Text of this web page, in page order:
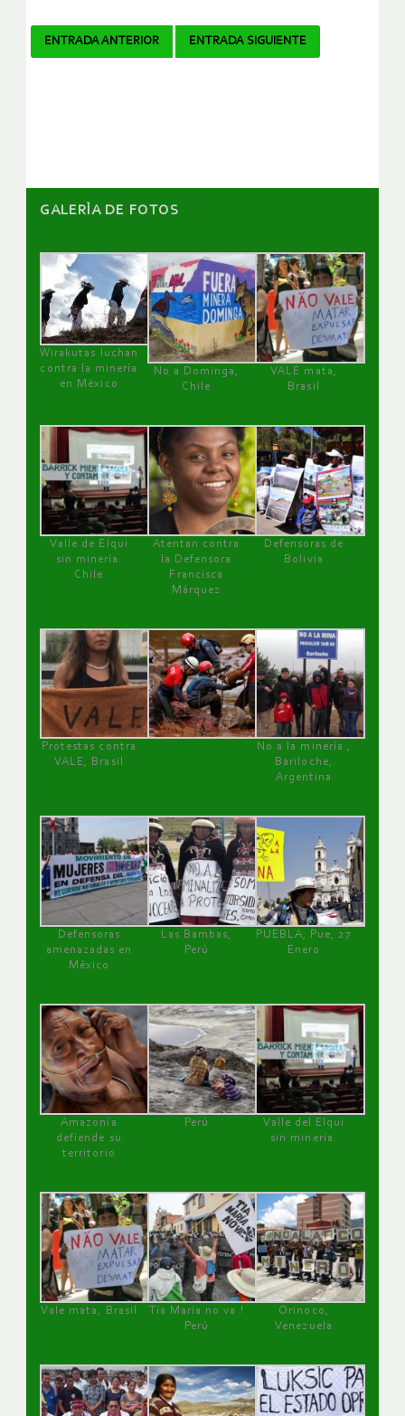
Navegador
ENTRADA ANTERIOR ENTRADA SIGUIENTE
GALERÌA DE FOTOS
Wirakutas luchan
contra la minería
en México
No a Dominga,
Chile
VALE mata,
Brasil
Valle de Elqui
sin minería.
Chile
Atentan contra
la Defensora
Francisca
Márquez
Defensoras de
Bolivia
Protestas contra
VALE, Brasil
No a la minería ,
Bariloche,
Argentina
Defensoras
amenazadas en
México
Las Bambas,
Perú
PUEBLA, Pue, 27
Enero
Amazonía
defiende su
territorio
Perú
Valle del Elqui
sin minería.
Vale mata, Brasil
Tía María no va !
Perú
Orinoco,
Venezuela